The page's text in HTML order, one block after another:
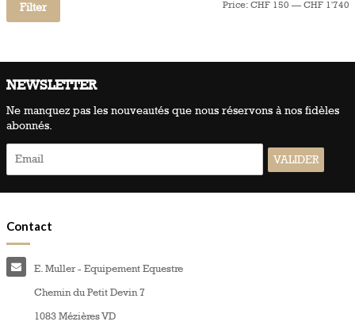
Filter Price: CHF 150 — CHF 1'740
NEWSLETTER
Ne manquez pas les nouveautés que nous réservons à nos fidèles
abonnés.
Contact
E. Muller - Equipement Equestre
Chemin du Petit Devin 7
1083 Mézières VD